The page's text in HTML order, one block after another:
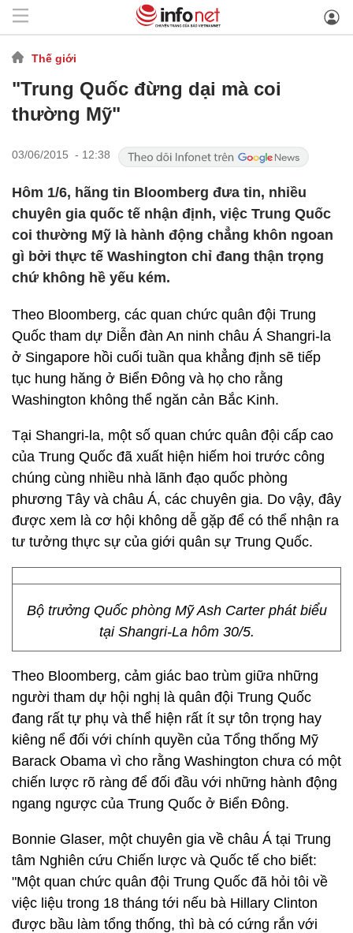
Thế giới
"Trung Quốc đừng dại mà coi
thường Mỹ"
03/06/2015 - 12:38
Hôm 1/6, hãng tin Bloomberg đưa tin, nhiều
chuyên gia quốc tế nhận định, việc Trung Quốc
coi thường Mỹ là hành động chẳng khôn ngoan
gì bởi thực tế Washington chỉ đang thận trọng
chứ không hề yếu kém.
Theo Bloomberg, các quan chức quân đội Trung
Quốc tham dự Diễn đàn An ninh châu Á Shangri-la
ở Singapore hồi cuối tuần qua khẳng định sẽ tiếp
tục hung hăng ở Biển Đông và họ cho rằng
Washington không thể ngăn cản Bắc Kinh.
Tại Shangri-la, một số quan chức quân đội cấp cao
của Trung Quốc đã xuất hiện hiếm hoi trước công
chúng cùng nhiều nhà lãnh đạo quốc phòng
phương Tây và châu Á, các chuyên gia. Do vậy, đây
được xem là cơ hội không dễ gặp để có thể nhận ra
tư tưởng thực sự của giới quân sự Trung Quốc.
Bộ trưởng Quốc phòng Mỹ Ash Carter phát biểu
tại Shangri-La hôm 30/5.
Theo Bloomberg, cảm giác bao trùm giữa những
người tham dự hội nghị là quân đội Trung Quốc
đang rất tự phụ và thể hiện rất ít sự tôn trọng hay
kiêng nể đối với chính quyền của Tổng thống Mỹ
Barack Obama vì cho rằng Washington chưa có một
chiến lược rõ ràng để đối đầu với những hành động
ngang ngược của Trung Quốc ở Biển Đông.
Bonnie Glaser, một chuyên gia về châu Á tại Trung
tâm Nghiên cứu Chiến lược và Quốc tế cho biết:
"Một quan chức quân đội Trung Quốc đã hỏi tôi về
việc liệu trong 18 tháng tới nếu bà Hillary Clinton
được bầu làm tổng thống, thì bà có cứng rắn với